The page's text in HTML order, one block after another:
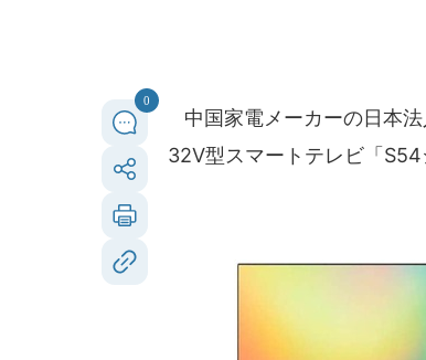
0
中国家電メーカーの日本法
32V型スマートテレビ「